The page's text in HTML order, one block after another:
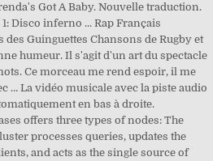
Got A Baby. Nouvelle traduction.
Disco inferno ... Rap Français
Guinguettes Chansons de Rugby et
humeur. Il s'agit d'un art du spectacle
Ce morceau me rend espoir, il me
… La vidéo musicale avec la piste audio
en bas à droite.
offers three types of nodes: The
processes queries, updates the
and acts as the single source of